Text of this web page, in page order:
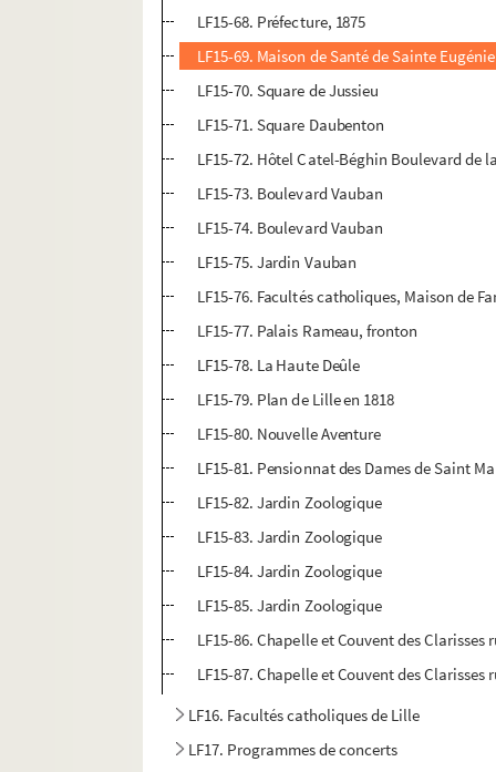
LF15-68. Préfecture, 1875
LF15-69. Maison de Santé de Sainte Eugénie
LF15-70. Square de Jussieu
LF15-71. Square Daubenton
LF15-72. Hôtel Catel-Béghin Boulevard de
LF15-73. Boulevard Vauban
LF15-74. Boulevard Vauban
LF15-75. Jardin Vauban
LF15-76. Facultés catholiques, Maison de
LF15-77. Palais Rameau, fronton
LF15-78. La Haute Deûle
LF15-79. Plan de Lille en 1818
LF15-80. Nouvelle Aventure
LF15-81. Pensionnat des Dames de Saint
LF15-82. Jardin Zoologique
LF15-83. Jardin Zoologique
LF15-84. Jardin Zoologique
LF15-85. Jardin Zoologique
LF15-86. Chapelle et Couvent des Clarisses
LF15-87. Chapelle et Couvent des Clarisses
LF16. Facultés catholiques de Lille
LF17. Programmes de concerts